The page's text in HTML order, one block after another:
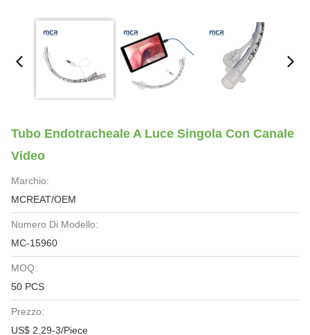
Tubo Endotracheale A Luce Singola Con Canale
Video
Marchio:
MCREAT/OEM
Numero Di Modello:
MC-15960
MOQ:
50 PCS
Prezzo:
US$ 2.29-3/Piece